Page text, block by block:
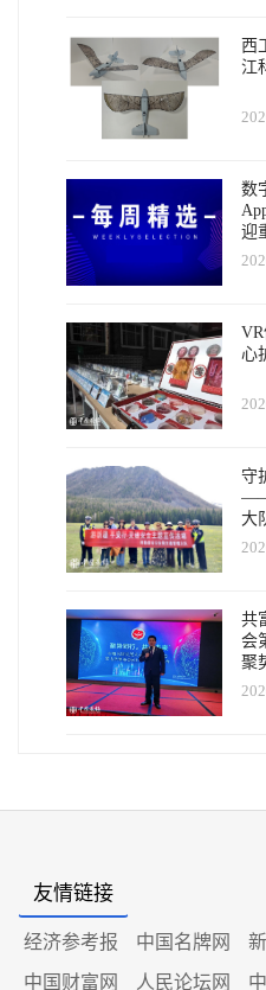
西
江
数
迎
心
守
——
大
安
共
会
聚
友情链接
经济参考报 中国名牌网
中国财富网
人民论坛网